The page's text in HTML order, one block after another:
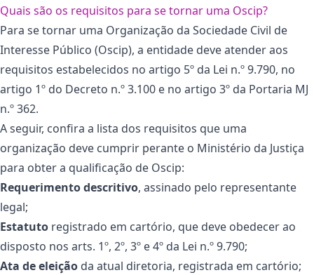
Quais são os requisitos para se tornar uma Oscip?
Para se tornar uma Organização da Sociedade Civil de
Interesse Público (Oscip), a entidade deve atender aos
requisitos estabelecidos no artigo 5º da Lei n.º 9.790, no
artigo 1º do Decreto n.º 3.100 e no artigo 3º da Portaria MJ
n.º 362.
A seguir, confira a lista dos requisitos que uma
organização deve cumprir perante o Ministério da Justiça
para obter a qualificação de Oscip:
Requerimento descritivo, assinado pelo representante
legal;
Estatuto registrado em cartório, que deve obedecer ao
disposto nos arts. 1º, 2º, 3º e 4º da Lei n.º 9.790;
Ata de eleição da atual diretoria, registrada em cartório;